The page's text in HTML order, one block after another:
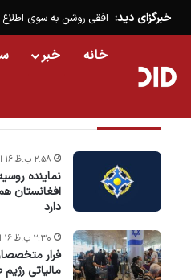
خبرگزای دید: افقی روشن به سوی اطلاع
خانه خبر
نماینده
افغانستان
دارد
۲:۵۸ ب.ظ ۱۶ اسد ۱۴۰۵
فرار
مالیاتی
۲:۳۰ ب.ظ ۱۶ اسد ۱۴۰۵